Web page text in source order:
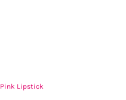
Pink Lipstick